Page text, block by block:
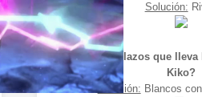
Solución:
¿Como son los lazos que lleva
Kiko?
Solución: Blancos